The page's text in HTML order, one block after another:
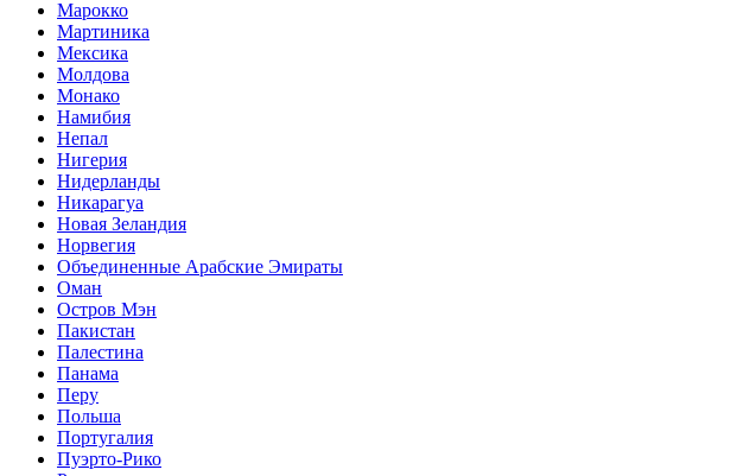
Марокко
Мартиника
Мексика
Молдова
Монако
Намибия
Непал
Нигерия
Нидерланды
Никарагуа
Новая Зеландия
Норвегия
Объединенные Арабские Эмираты
Оман
Остров Мэн
Пакистан
Палестина
Панама
Перу
Польша
Португалия
Пуэрто-Рико